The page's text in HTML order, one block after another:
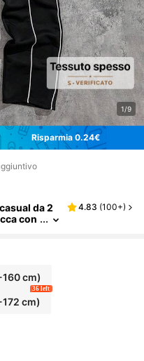
1/9
Risparmia 0.24€
da 2
con
vita urba
4.83 (100+)
cm)
cm)
36 left